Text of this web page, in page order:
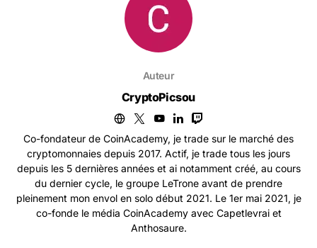
Auteur
CryptoPicsou
Co-fondateur de CoinAcademy, je trade sur le marché des
cryptomonnaies depuis 2017. Actif, je trade tous les jours
depuis les 5 dernières années et ai notamment créé, au cours
du dernier cycle, le groupe LeTrone avant de prendre
pleinement mon envol en solo début 2021. Le 1er mai 2021, je
co-fonde le média CoinAcademy avec Capetlevrai et
Anthosaure.